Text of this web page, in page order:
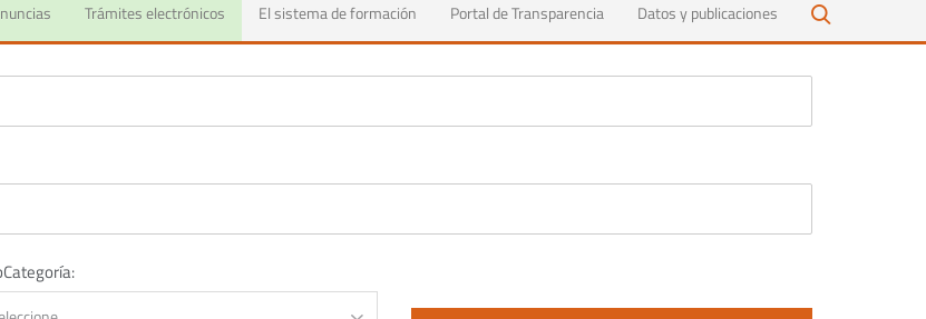
Trámites electrónicos El sistema de formación Portal de Transparencia Datos y publicaciones